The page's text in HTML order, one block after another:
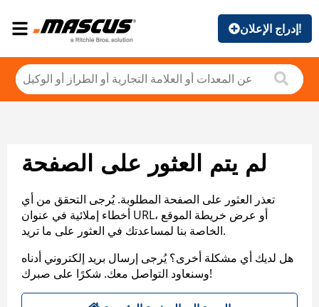
إدراج الإعلان!
لم يتم العثور على الصفحة
تعذر العثور على الصفحة المطلوبة. يُرجى التحقق من أي
أخطاء إملائية في عنوان URL، أو عرض خريطة الموقع
الخاصة بنا لمساعدتك في العثور على ما تريد.
هل لديك أي مشكلة أخرى؟ يُرجى إرسال بريد إلكتروني أدناه
وسنعاود التواصل معك. شكرًا على صبرك!